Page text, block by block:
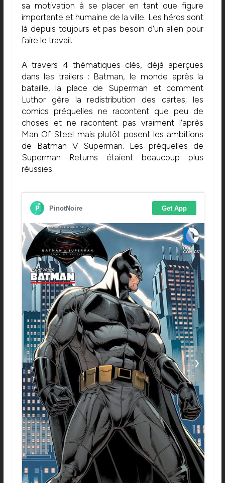
sa motivation à se placer en tant que figure
importante et humaine de la ville. Les héros sont
là depuis toujours et pas besoin d’un alien pour
faire le travail.
A travers 4 thématiques clés, déjà aperçues
dans les trailers : Batman, le monde après la
bataille, la place de Superman et comment
Luthor gère la redistribution des cartes; les
comics préquelles ne racontent que peu de
choses et ne racontent pas vraiment l’après
Man Of Steel mais plutôt posent les ambitions
de Batman V Superman. Les préquelles de
Superman Returns étaient beaucoup plus
réussies.